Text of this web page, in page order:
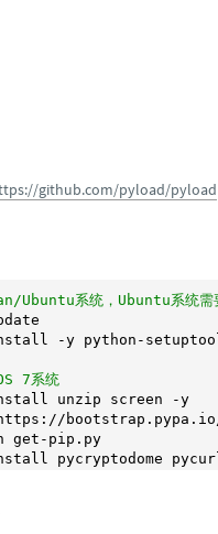
github.com/pyload/pyload
Ubuntu系统，Ubuntu系统
-y python-
7系统
unzip screen -y
get-pip.py